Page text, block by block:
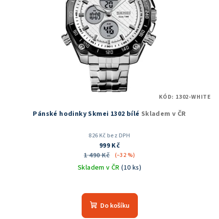
Pánské hodinky Skmei 1302 bílé Skladem v ČR
826 Kč bez DPH
999 Kč
1 490 Kč
(–32 %)
Skladem v ČR(10 ks)
hodnocení
produktu
Do košíku
KÓD: 1302-WHITE